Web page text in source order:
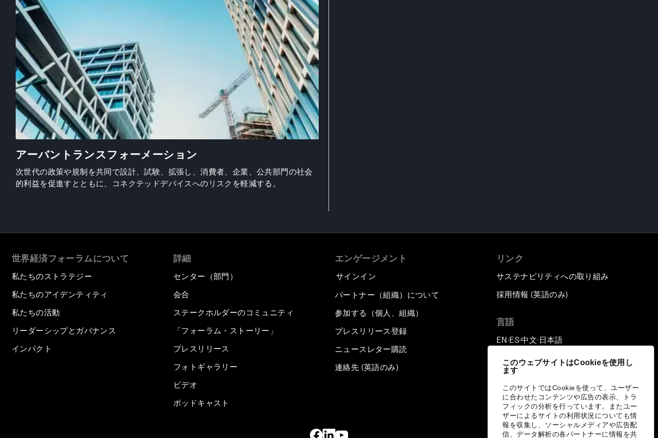
このウェブサイトはCookieを使用し
ます
このサイトではCookieを使って、ユーザー
に合わせたコンテンツや広告の表示、トラ
フィックの分析を行っています。またユー
ザーによるサイトの利用状況についても情
報を収集し、ソーシャルメディアや広告配
信、データ解析の各パートナーに情報を共
アーバントランスフォーメーション
次世代の政策や規制を共同で設計、試験、拡張し、消費者、企業、公共部門の社会
的利益を促進すとともに、コネクテッドデバイスへのリスクを軽減する。
世界経済フォーラムについて
私たちのストラテジー
私たちのアイデンティティ
私たちの活動
リーダーシップとガバナンス
インパクト
詳細
センター（部門）
会合
ステークホルダーのコミュニティ
「フォーラム・ストーリー」
プレスリリース
フォトギャラリー
ビデオ
ポッドキャスト
エンゲージメント
サインイン
パートナー（組織）について
参加する（個人、組織）
プレスリリース登録
ニュースレター購読
連絡先 (英語のみ)
リンク
サステナビリティへの取り組み
採用情報 (英語のみ)
言語
EN ▪ES▪中文▪ 日本語